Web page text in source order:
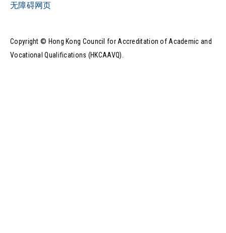
无障碍网页
Copyright © Hong Kong Council for Accreditation of Academic and
Vocational Qualifications (HKCAAVQ).